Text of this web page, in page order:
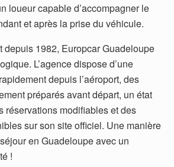
loueur capable d’accompagner le
et après la prise du véhicule.
depuis 1982, Europcar Guadeloupe
L’agence dispose d’une
depuis l’aéroport, des
préparés avant départ, un état
réservations modifiables et des
sur son site officiel. Une manière
en Guadeloupe avec un
!